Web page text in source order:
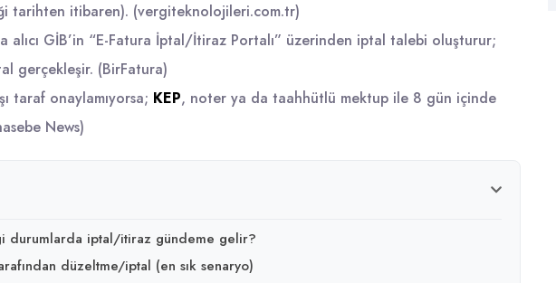
tarihten itibaren). (vergiteknolojileri.com.tr)
alıcı GİB’in “E-Fatura İptal/İtiraz Portalı” üzerinden iptal talebi oluşturur;
gerçekleşir. (BirFatura)
taraf onaylamıyorsa; KEP, noter ya da taahhütlü mektup ile 8 gün içinde
News)
durumlarda iptal/itiraz gündeme gelir?
düzeltme/iptal (en sık senaryo)